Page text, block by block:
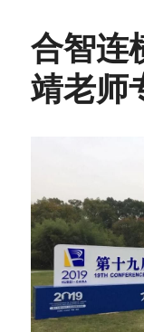
合智
靖老师